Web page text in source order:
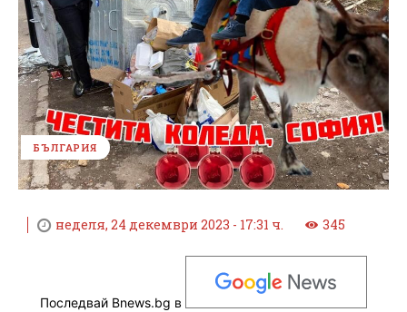
БЪЛГАРИЯ
неделя, 24 декември 2023 - 17:31 ч. 345
Последвай Bnews.bg в